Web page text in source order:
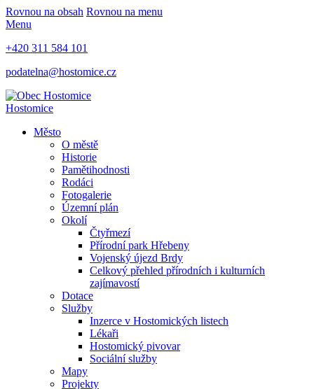
Rovnou na obsah Rovnou na menu
Menu
+420 311 584 101
podatelna@hostomice.cz
Hostomice
Město
O městě
Historie
Pamětihodnosti
Rodáci
Fotogalerie
Územní plán
Okolí
Čtyřmezí
Přírodní park Hřebeny
Vojenský újezd Brdy
Celkový přehled přírodních i kulturních
zajímavostí
Dotace
Služby
Inzerce v Hostomických listech
Lékaři
Hostomický pivovar
Sociální služby
Mapy
Projekty